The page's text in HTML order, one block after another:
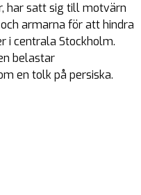
har satt sig till motvärn
armarna för att hindra
i centrala Stockholm.
belastar
en tolk på persiska.